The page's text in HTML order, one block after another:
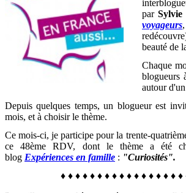
parSylvie
voyageurs
beauté de
Chaque
blogueurs
autour
Depuis quelques temps, un blogueur est
mois, et à choisir le thème.
Ce mois-ci, je participe pour la trente-
ce 48ème RDV, dont le thème a été
blog Expériences en famille : "Curiosités".
♦ ♦ ♦ ♦ ♦ ♦ ♦ ♦ ♦ ♦ ♦ ♦ ♦ ♦ ♦ ♦ ♦